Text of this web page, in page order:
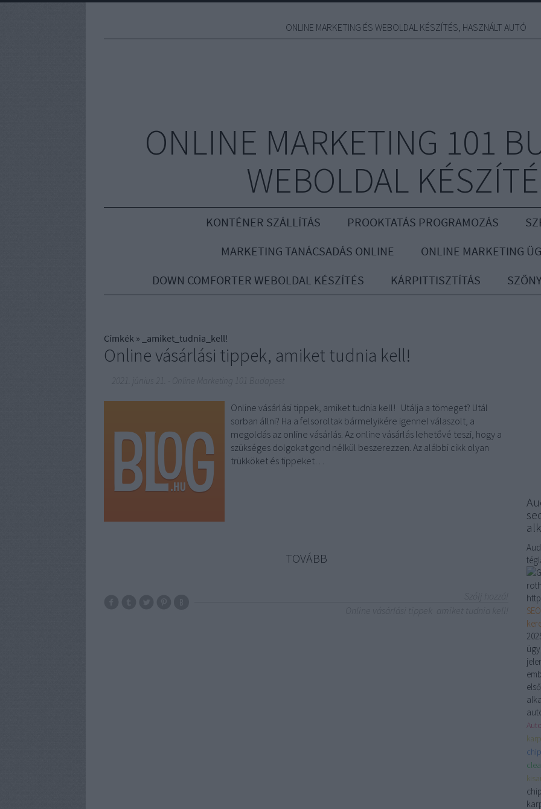
ONLINE MARKETING ÉS WEBOLDAL KÉSZÍTÉS, HASZNÁLT AUTÓ
ONLINE MARKETING 101
WEBOLDAL
KONTÉNER SZÁLLÍTÁS PROOKTATÁS PROGRAMOZÁS
MARKETING TANÁCSADÁS ONLINE
ONLINE MARKETING
DOWN COMFORTER WEBOLDAL KÉSZÍTÉS
KÁRPITTISZTÍTÁS
Címkék » _amiket_tudnia_kell!
Online vásárlási tippek, amiket tudnia kell!
Online Marketing 101 Budapest
Online vásárlási tippek, amiket tudnia kell! Utálja a tömeget? Utál
sorban állni? Ha a felsoroltak bármelyikére igennel válaszolt, a
megoldás az online vásárlás. Az online vásárlás lehetővé teszi, hogy a
szükséges dolgokat gond nélkül beszerezzen. Az alábbi cikk olyan
trükköket és tippeket…
TOVÁBB